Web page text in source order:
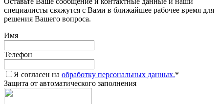
специалисты свяжутся с Вами в ближайшее рабочее время для
решения Вашего вопроса.
Имя
Телефон
Я согласен на обработку персональных данных.*
Защита от автоматического заполнения